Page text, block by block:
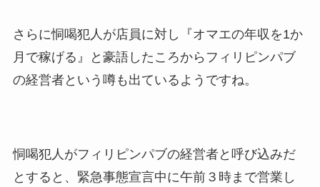
さらに恫喝犯人が店員に対し『オマエの年収を1か
月で稼げる』と豪語したころからフィリピンパブ
の経営者という噂も出ているようですね。
恫喝犯人がフィリピンパブの経営者と呼び込みだ
とすると、緊急事態宣言中に午前３時まで営業し